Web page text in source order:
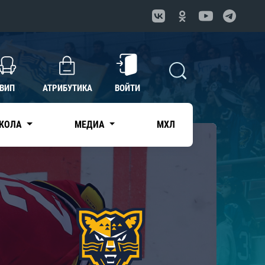
ВИП АТРИБУТИКА ВОЙТИ
МЕДИА МХЛ